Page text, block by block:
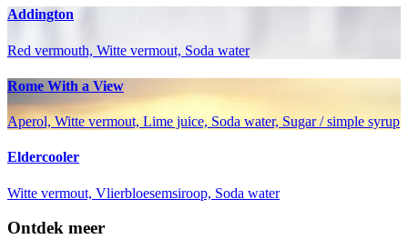
Addington
Red vermouth, Witte vermout, Soda water
Rome With a View
Aperol, Witte vermout, Lime juice, Soda water, Sugar / simple syrup
Eldercooler
Witte vermout, Vlierbloesemsiroop, Soda water
Ontdek meer